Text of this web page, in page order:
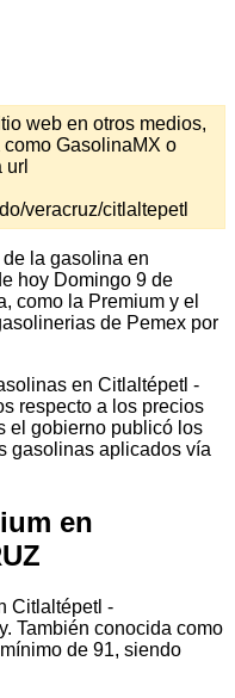
web en otros medios,
GasolinaMX o
veracruz/citlaltepetl
la gasolina en
hoy Domingo 9 de
como la Premium y el
de Pemex por
en Citlaltépetl -
respecto a los precios
el gobierno publicó los
gasolinas aplicados vía
en
Citlaltépetl -
También conocida como
de 91, siendo